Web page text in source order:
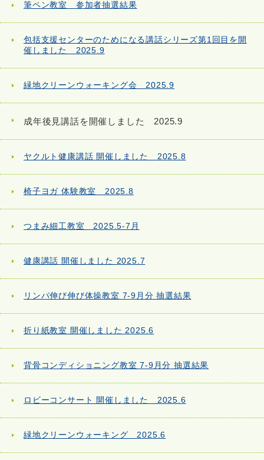
筆ペン教室 参加者抽選結果
包括支援センターのためになる講話シリーズ第1回目を開
催しました 2025.9
緑地クリーンウォーキング会 2025.9
成年後見講話を開催しました 2025.9
ヤクルト健康講話 開催しました 2025.8
椅子ヨガ 体験教室 2025.8
つまみ細工教室 2025.5-7月
健康講話 開催しました 2025.7
リンパ伸び伸び体操教室 7-9月分 抽選結果
折り紙教室 開催しました 2025.6
背骨コンディショニング教室 7-9月分 抽選結果
ロビーコンサート 開催しました 2025.6
緑地クリーンウォーキング 2025.6